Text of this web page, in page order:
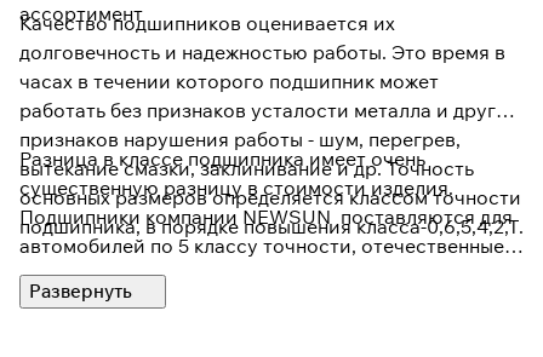
ассортимент
Качество подшипников оценивается их
долговечность и надежностью работы. Это время в
часах в течении которого подшипник может
работать без признаков усталости металла и других
признаков нарушения работы - шум, перегрев,
вытекание смазки, заклинивание и др. Точность
основных размеров определяется классом точности
подшипника, в порядке повышения класса-0,6,5,4,2,Т.
Разница в классе подшипника имеет очень
существенную разницу в стоимости изделия.
Подшипники компании NEWSUN поставляются для
автомобилей по 5 классу точности, отечественные –
по 6-му, что существенно увеличивает срок службы
роликов и подшипников в агрегатах и узлах